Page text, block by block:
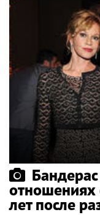
отношениях
лет после